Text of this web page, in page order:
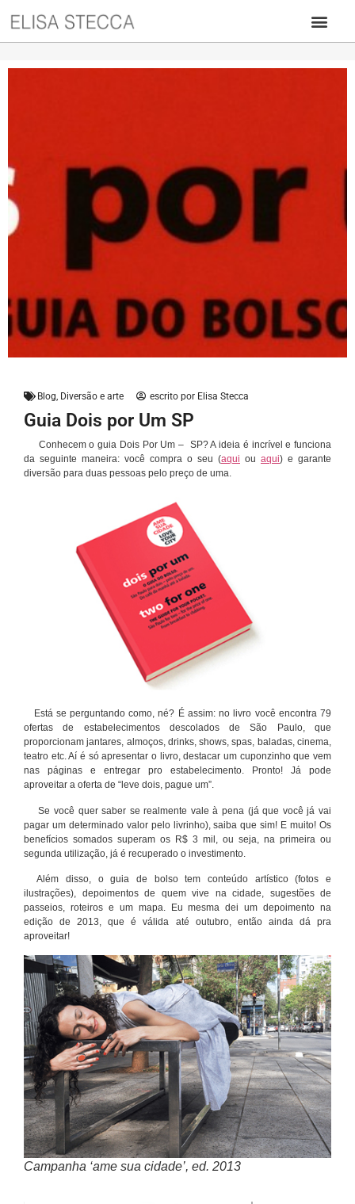
Blog, Diversão e arte escrito por Elisa Stecca
Guia Dois por Um SP
Conhecem o guia Dois Por Um – SP? A ideia é incrível e funciona
da seguinte maneira: você compra o seu (aqui ou aqui) e garante
diversão para duas pessoas pelo preço de uma.
Está se perguntando como, né? É assim: no livro você encontra 79
ofertas de estabelecimentos descolados de São Paulo, que
proporcionam jantares, almoços, drinks, shows, spas, baladas, cinema,
teatro etc. Aí é só apresentar o livro, destacar um cuponzinho que vem
nas páginas e entregar pro estabelecimento. Pronto! Já pode
aproveitar a oferta de “leve dois, pague um”.
Se você quer saber se realmente vale à pena (já que você já vai
pagar um determinado valor pelo livrinho), saiba que sim! E muito! Os
benefícios somados superam os R$ 3 mil, ou seja, na primeira ou
segunda utilização, já é recuperado o investimento.
Além disso, o guia de bolso tem conteúdo artístico (fotos e
ilustrações), depoimentos de quem vive na cidade, sugestões de
passeios, roteiros e um mapa. Eu mesma dei um depoimento na
edição de 2013, que é válida até outubro, então ainda dá pra
aproveitar!
Campanha ‘ame sua cidade’, ed. 2013